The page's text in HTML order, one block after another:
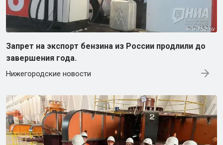
Запрет на экспорт бензина из России продлили до
завершения года.
Нижегородские новости